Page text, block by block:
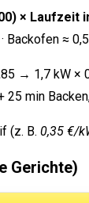
× Laufzeit
Backofen ≈
→ 1,7 kW ×
25 min
(z. B. 0,35 €/
Gerichte)